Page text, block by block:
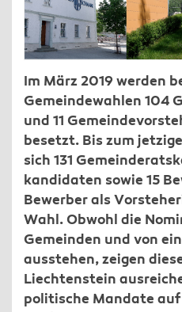
Im März 2019 werden
Gemeindewahlen 104
und 11
besetzt. Bis zum
sich 131
kandidaten sowie 15
Bewerber als
Wahl. Obwohl die
Gemeinden und von
ausstehen, zeigen
Liechtenstein
politische Mandate auf